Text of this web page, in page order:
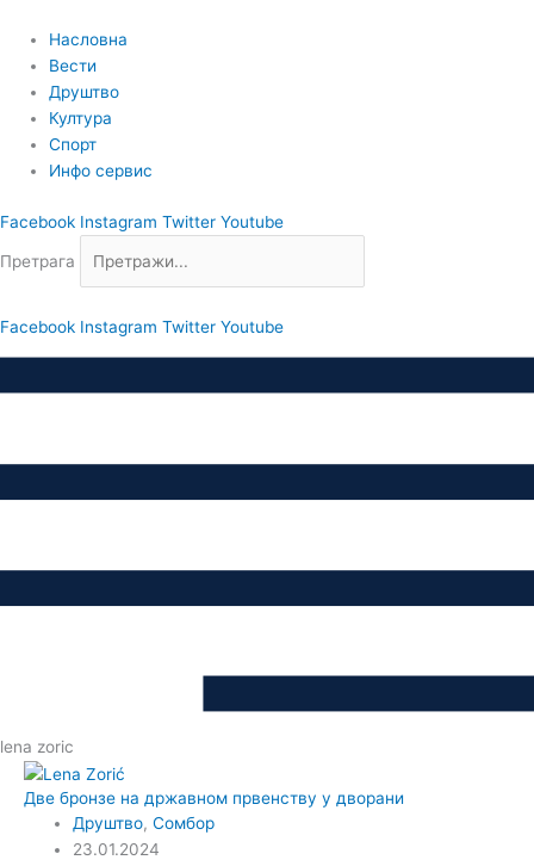
садржај
Насловна
Вести
Друштво
Култура
Спорт
Инфо сервис
Facebook Instagram Twitter Youtube
Претрага
Facebook Instagram Twitter Youtube
lena zoric
Две бронзе на државном првенству у дворани
Друштво,Сомбор
23.01.2024